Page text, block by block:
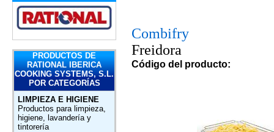
PRODUCTOS DE
RATIONAL IBERICA
COOKING SYSTEMS, S.L.
POR CATEGORÍAS
LIMPIEZA E HIGIENE
Productos para limpieza,
higiene, lavandería y
tintorería
Combifry
Freidora
Código del producto: